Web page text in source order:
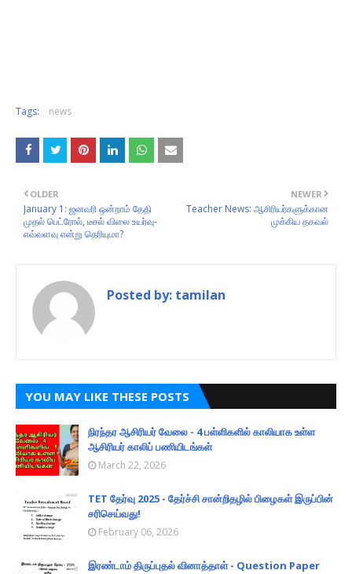
Tags: news
NEWER
Teacher News: ஆசிரியர்களுக்கான
முக்கிய தகவல்
OLDER
January 1: ஜனவரி ஒன்றாம் தேதி
முதல் பெட்ரோல், டீசல் விலை உயர்வு-
எவ்வளவு என்று தெரியுமா?
Posted by: tamilan
YOU MAY LIKE THESE POSTS
நிரந்தர ஆசிரியர் வேலை - 4 பள்ளிகளில் காலியாக உள்ள
ஆசிரியர் காலிப் பணியிடங்கள்
March 22, 2026
TET தேர்வு 2025 - தேர்ச்சி சான்றிதழில் பிழைகள் இருப்பின்
சரிசெய்வது!
February 06, 2026
இரண்டாம் திருப்புதல் வினாத்தாள் - Question Paper